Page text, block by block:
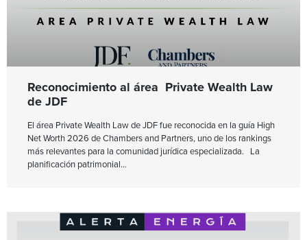
Reconocimiento al área Private Wealth Law
de JDF
El área Private Wealth Law de JDF fue reconocida en la guía High
Net Worth 2026 de Chambers and Partners, uno de los rankings
más relevantes para la comunidad jurídica especializada. La
planificación patrimonial